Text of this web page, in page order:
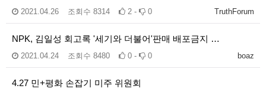
TruthForum
2021.04.26 조회수 8314 2 - 0
NPK, 김일성 회고록 '세기와 더불어'판매 배포금지 …
boaz
2021.04.24 조회수 8480 0 - 0
4.27 민+평화 손잡기 미주 위원회